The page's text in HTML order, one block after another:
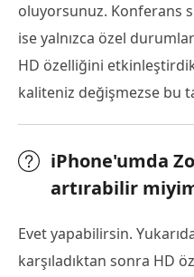
oluyorsunuz. Konferans
ise yalnızca özel
HD özelliğini
kaliteniz değişmezse bu
iPhone'umda
artırabilir
Evet yapabilirsin.
karşıladıktan sonra HD